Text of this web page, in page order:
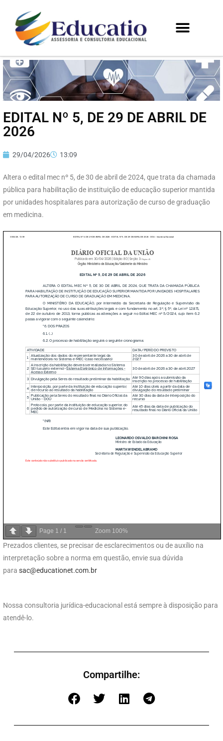
EDITAL Nº 5, DE 29 DE ABRIL DE
2026
29/04/2026 13:09
Altera o edital mec nº 5, de 30 de abril de 2024, que trata da chamada
pública para habilitação de instituição de educação superior mantida
por unidades hospitalares para autorização de curso de graduação
em medicina.
Page 1 / 1 Zoom 100%
Prezados clientes, se precisar de esclarecimentos ou de auxílio na
interpretação sobre a norma em questão, envie sua dúvida
para sac@educationet.com.br
Nossa consultoria jurídica-educacional está sempre à disposição para
atendê-lo.
Compartilhe: